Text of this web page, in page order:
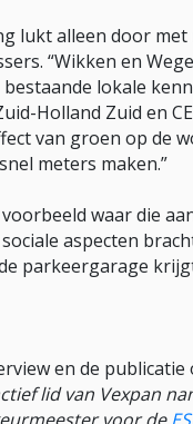
lukt alleen door
“Wikken en
lokale
Holland Zuid en
van groen op de
meters maken.”
waar die
aspecten
parkeergarage
en de publicatie
lid van Vexpan